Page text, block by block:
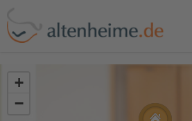
+
−